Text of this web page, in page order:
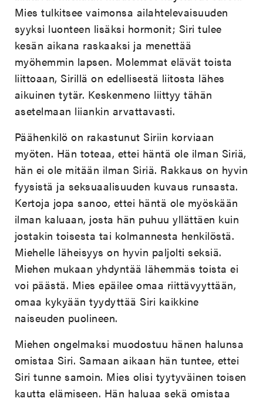
Mies tulkitsee vaimonsa ailahtelevaisuuden
syyksi luonteen lisäksi hormonit; Siri tulee
kesän aikana raskaaksi ja menettää
myöhemmin lapsen. Molemmat elävät toista
liittoaan, Sirillä on edellisestä liitosta lähes
aikuinen tytär. Keskenmeno liittyy tähän
asetelmaan liiankin arvattavasti.
Päähenkilö on rakastunut Siriin korviaan
myöten. Hän toteaa, ettei häntä ole ilman Siriä,
hän ei ole mitään ilman Siriä. Rakkaus on hyvin
fyysistä ja seksuaalisuuden kuvaus runsasta.
Kertoja jopa sanoo, ettei häntä ole myöskään
ilman kaluaan, josta hän puhuu yllättäen kuin
jostakin toisesta tai kolmannesta henkilöstä.
Miehelle läheisyys on hyvin paljolti seksiä.
Miehen mukaan yhdyntää lähemmäs toista ei
voi päästä. Mies epäilee omaa riittävyyttään,
omaa kykyään tyydyttää Siri kaikkine
naiseuden puolineen.
Miehen ongelmaksi muodostuu hänen halunsa
omistaa Siri. Samaan aikaan hän tuntee, ettei
Siri tunne samoin. Mies olisi tyytyväinen toisen
kautta elämiseen. Hän haluaa sekä omistaa